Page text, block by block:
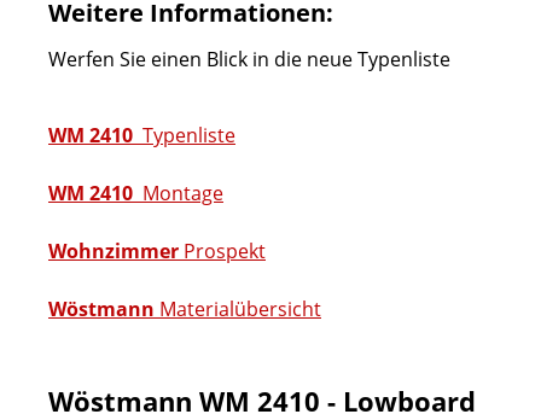
Weitere Informationen:
Werfen Sie einen Blick in die neue Typenliste
WM 2410 Typenliste
WM 2410 Montage
Wohnzimmer Prospekt
Wöstmann Materialübersicht
Wöstmann WM 2410 - Lowboard